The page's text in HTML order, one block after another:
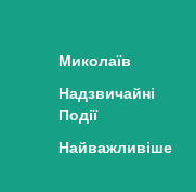
Миколаїв
Надзвичайні
Події
Найважливіше